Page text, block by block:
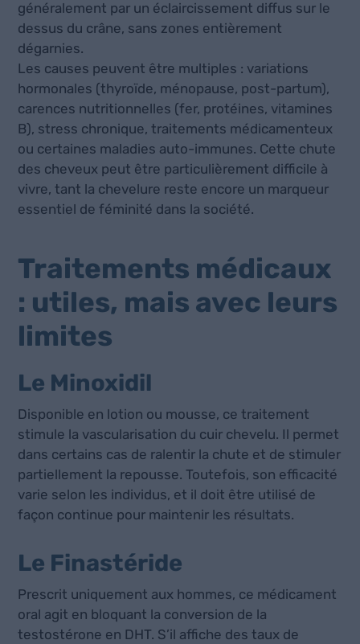
généralement par un éclaircissement diffus sur le
dessus du crâne, sans zones entièrement
dégarnies.
Les causes peuvent être multiples : variations
hormonales (thyroïde, ménopause, post-partum),
carences nutritionnelles (fer, protéines, vitamines
B), stress chronique, traitements médicamenteux
ou certaines maladies auto-immunes. Cette chute
des cheveux peut être particulièrement difficile à
vivre, tant la chevelure reste encore un marqueur
essentiel de féminité dans la société.
Traitements médicaux
: utiles, mais avec leurs
limites
Le Minoxidil
Disponible en lotion ou mousse, ce traitement
stimule la vascularisation du cuir chevelu. Il permet
dans certains cas de ralentir la chute et de stimuler
partiellement la repousse. Toutefois, son efficacité
varie selon les individus, et il doit être utilisé de
façon continue pour maintenir les résultats.
Le Finastéride
Prescrit uniquement aux hommes, ce médicament
oral agit en bloquant la conversion de la
testostérone en DHT. S’il affiche des taux de